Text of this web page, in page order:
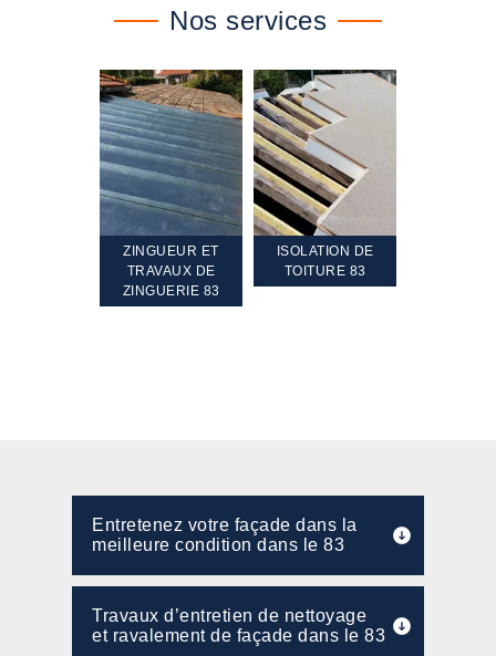
Nos services
ISOLATION DE
TOITURE 83
NETTOYAGE ET
RAVALEMENT DE
FAÇADE 83 VAR
Entretenez votre façade dans la
meilleure condition dans le 83
Travaux d’entretien de nettoyage
et ravalement de façade dans le 83